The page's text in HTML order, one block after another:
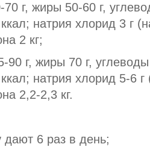
г, жиры 50-60 г,
натрия хлорид 3 г
2 кг;
90 г, жиры 70 г,
натрия хлорид 5-6
2,2-2,3 кг.
6 раз в день;